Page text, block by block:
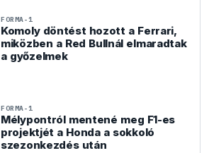
FORMA-1
Komoly döntést hozott a Ferrari,
miközben a Red Bullnál elmaradtak
a győzelmek
FORMA-1
Mélypontról mentené meg F1-es
projektjét a Honda a sokkoló
szezonkezdés után